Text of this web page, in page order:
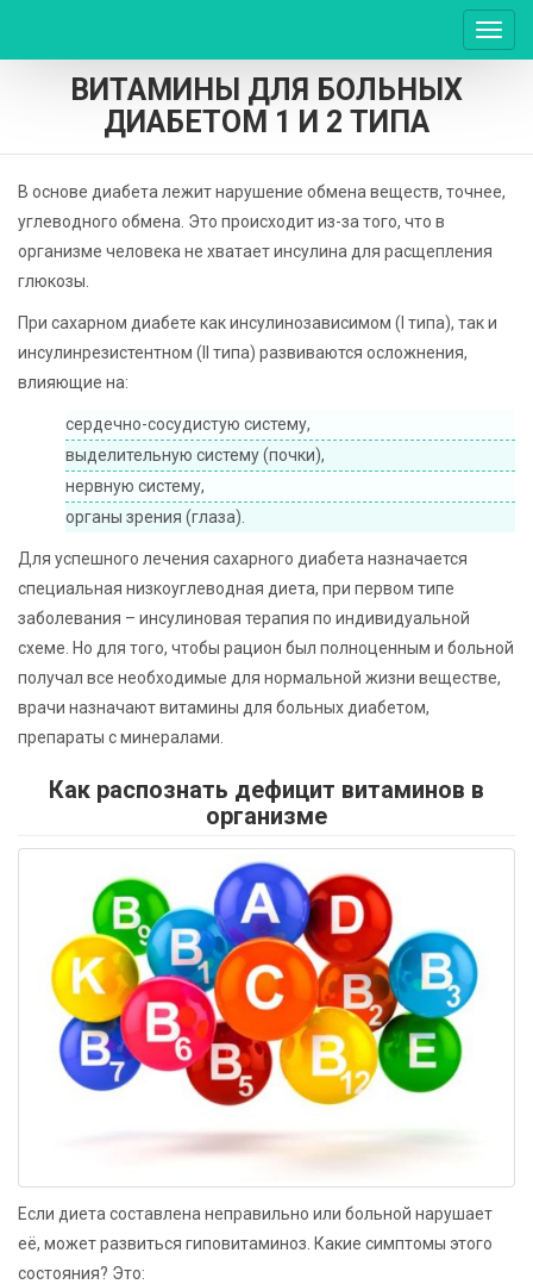
ВИТАМИНЫ ДЛЯ БОЛЬНЫХ
ДИАБЕТОМ 1 И 2 ТИПА
В основе диабета лежит нарушение обмена веществ, точнее,
углеводного обмена. Это происходит из-за того, что в
организме человека не хватает инсулина для расщепления
глюкозы.
При сахарном диабете как инсулинозависимом (I типа), так и
инсулинрезистентном (II типа) развиваются осложнения,
влияющие на:
сердечно-сосудистую систему,
выделительную систему (почки),
нервную систему,
органы зрения (глаза).
Для успешного лечения сахарного диабета назначается
специальная низкоуглеводная диета, при первом типе
заболевания – инсулиновая терапия по индивидуальной
схеме. Но для того, чтобы рацион был полноценным и больной
получал все необходимые для нормальной жизни веществе,
врачи назначают витамины для больных диабетом,
препараты с минералами.
Как распознать дефицит витаминов в
организме
Если диета составлена неправильно или больной нарушает
её, может развиться гиповитаминоз. Какие симптомы этого
состояния? Это: